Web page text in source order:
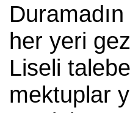
her yeri
Liseli
mektuplar